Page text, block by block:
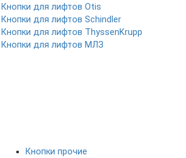
Кнопки для лифтов Otis
Кнопки для лифтов Schindler
Кнопки для лифтов ThyssenKrupp
Кнопки для лифтов МЛЗ
Кнопки прочие